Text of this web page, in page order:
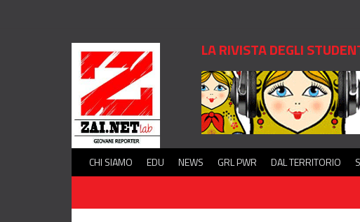
LA RIVISTA DEGLI
CHI SIAMO EDU NEWS GRL PWR DAL TERRITORIO